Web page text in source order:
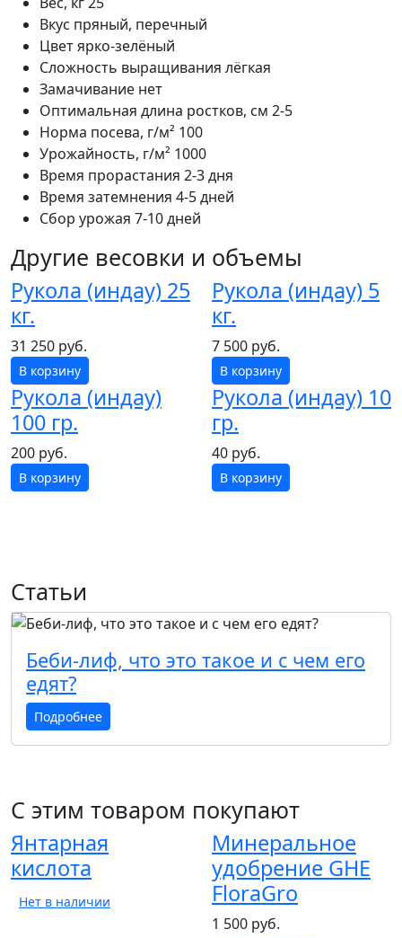
Вкус пряный, перечный
Цветярко-зелёный
Сложность выращивания лёгкая
Замачивание нет
Оптимальная длина ростков, см 2-5
Норма посева, г/м² 100
Урожайность, г/м² 1000
Время прорастания 2-3 дня
Время затемнения 4-5 дней
Сбор урожая 7-10 дней
Другие весовки и объемы
Рукола (индау) 25
кг.
31 250 руб.
В корзину
Рукола (индау) 5
кг.
7 500 руб.
В корзину
Рукола (индау)
100 гр.
200 руб.
В корзину
Рукола (индау) 10
гр.
40 руб.
В корзину
Статьи
Беби-лиф, что это такое и с чем его
едят?
Подробнее
С этим товаром покупают
Янтарная
кислота
Нет в наличии
Минеральное
удобрение GHE
FloraGro
1 500 руб.